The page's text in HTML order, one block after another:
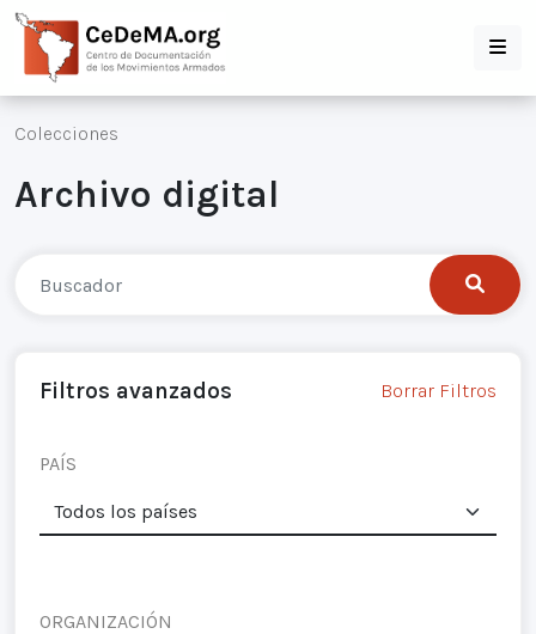
Colecciones
Archivo digital
Filtros avanzados Borrar Filtros
PAÍS
ORGANIZACIÓN